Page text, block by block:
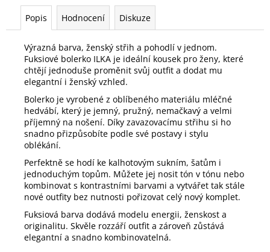
Popis Hodnocení Diskuze
Výrazná barva, ženský střih a pohodlí v jednom.
Fuksiové bolerko ILKA je ideální kousek pro ženy, které
chtějí jednoduše proměnit svůj outfit a dodat mu
elegantní i ženský vzhled.
Bolerko je vyrobené z oblíbeného materiálu mléčné
hedvábí, který je jemný, pružný, nemačkavý a velmi
příjemný na nošení. Díky zavazovacímu střihu si ho
snadno přizpůsobíte podle své postavy i stylu
oblékání.
Perfektně se hodí ke kalhotovým sukním, šatům i
jednoduchým topům. Můžete jej nosit tón v tónu nebo
kombinovat s kontrastními barvami a vytvářet tak stále
nové outfity bez nutnosti pořizovat celý nový komplet.
Fuksiová barva dodává modelu energii, ženskost a
originalitu. Skvěle rozzáří outfit a zároveň zůstává
elegantní a snadno kombinovatelná.